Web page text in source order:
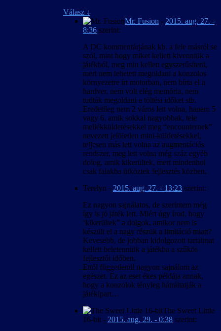
Válasz ↓
Mr. Fusion - 2015. aug. 27. -
8:36 szerint:
A DC kommentárjának kb. a fele másról se
szól, mint hogy miket kellett kivenniük a
játékból, meg min kellett egyszerűsíteni,
mert nem lehetett megoldani a konzolos
környezetre írt motorban, nem bírta el a
hardver, nem volt elég memória, nem
tudták megoldani a töltési időket stb.
Eredetileg nem 2 város lett volna, hanem 5
vagy 6, amik sokkal nagyobbak, tele
mellékküldetésekkel meg “encounternek”
nevezett jelöletlen mini-küldetésekkel,
teljesen más lett volna az augmentációs
rendszer, meg lett volna még száz egyéb
dolog, amik kikerültek, mert mindenhol
csak falakba ütköztek fejlesztés közben.
Terelyn - 2015. aug. 27. - 13:23 szerint:
Ez nagyon sajnálatos, de szerintem még
így is jó játék lett. Miért úgy írod, hogy
‘kikerültek” a dolgok, amikor nem is
készült el a nagy részük a limitáció miatt?
Kevesebb, de jobban kidolgozott tartalmat
kellett beletenniük a játékba a szűkös
fejlesztői időben.
Ettől függetlenül nagyon sajnálom az
egészet. Ez az eset ékes példája annak,
hogy a konzolok tényleg hátráltatják a
játékipart…
The Sweet Little
16-bit - 2015. aug. 29. - 0:38 szerint: